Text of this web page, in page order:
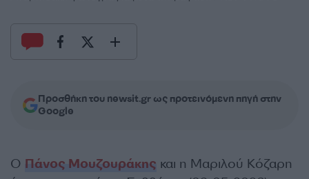
Προσθήκη του newsit.gr ως προτεινόμενη πηγή στην
Google
Ο Πάνος Μουζουράκης και η Μαριλού Κόζαρη